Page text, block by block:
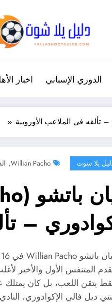
الدوري الإسباني اخبار
يلا شوت Willian Pacho
,
–
المتنفس الأول والأخير
يتقن اللعب، بل كان يمتلك
ديل فالي الإكوادوري،